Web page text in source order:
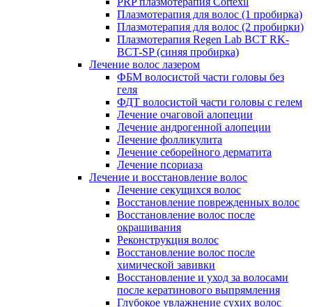
Плазмотерапия для волос (1 пробирка)
Плазмотерапия для волос (2 пробирки)
Плазмотерапия Regen Lab BCT RK-
BCT-SP (синяя пробирка)
Лечение волос лазером
ФБМ волосистой части головы без
геля
ФДТ волосистой части головы с гелем
Лечение очаговой алопеции
Лечение андрогенной алопеции
Лечение фолликулита
Лечение себорейного дерматита
Лечение псориаза
Лечение и восстановление волос
Лечение секущихся волос
Восстановление поврежденных волос
Восстановление волос после
окрашивания
Реконструкция волос
Восстановление волос после
химической завивки
Восстановление и уход за волосами
после кератинового выпрямления
Глубокое увлажнение сухих волос